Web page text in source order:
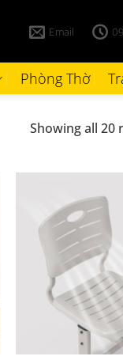
Email
Phòng Thờ
Showing all 20